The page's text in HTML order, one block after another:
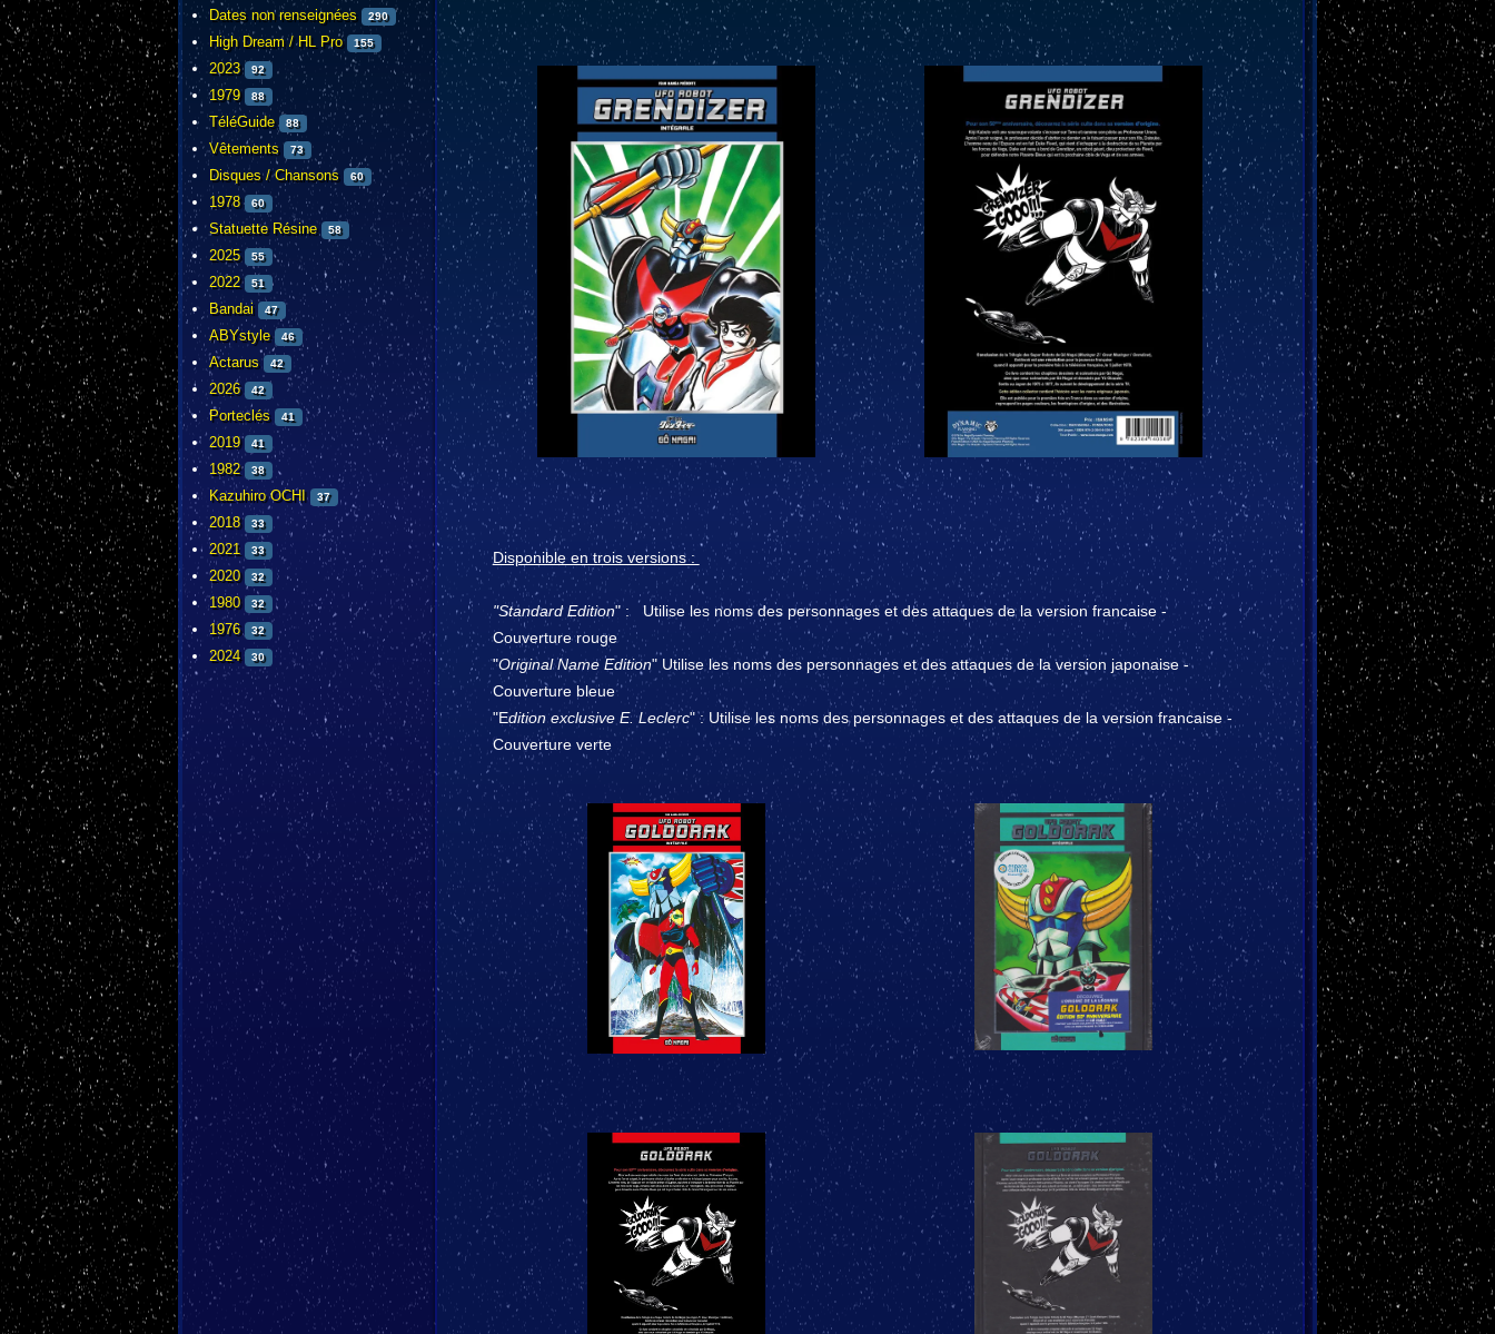
Dates non renseignées 290
High Dream / HL Pro 155
2023 92
1979 88
TéléGuide 88
Vêtements 73
Disques / Chansons 60
1978 60
Statuette Résine 58
2025 55
2022 51
Bandai 47
ABYstyle 46
Actarus 42
2026 42
Porteclés 41
2019 41
1982 38
Kazuhiro OCHI 37
2018 33
2021 33
2020 32
1980 32
1976 32
2024 30
Disponible en trois versions :
"Standard Edition" : Utilise les noms des personnages et des attaques de la version francaise -
Couverture rouge
"Original Name Edition" Utilise les noms des personnages et des attaques de la version japonaise -
Couverture bleue
"Edition exclusive E. Leclerc" : Utilise les noms des personnages et des attaques de la version francaise -
Couverture verte